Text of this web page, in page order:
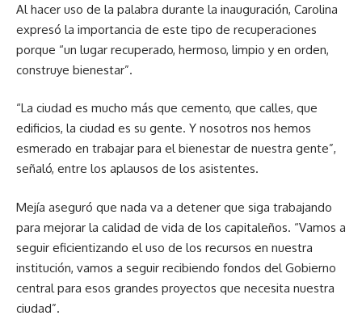
Al hacer uso de la palabra durante la inauguración, Carolina
expresó la importancia de este tipo de recuperaciones
porque “un lugar recuperado, hermoso, limpio y en orden,
construye bienestar”.
“La ciudad es mucho más que cemento, que calles, que
edificios, la ciudad es su gente. Y nosotros nos hemos
esmerado en trabajar para el bienestar de nuestra gente”,
señaló, entre los aplausos de los asistentes.
Mejía aseguró que nada va a detener que siga trabajando
para mejorar la calidad de vida de los capitaleños. “Vamos a
seguir eficientizando el uso de los recursos en nuestra
institución, vamos a seguir recibiendo fondos del Gobierno
central para esos grandes proyectos que necesita nuestra
ciudad”.